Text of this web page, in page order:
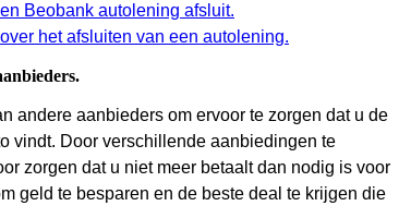
Beobank autolening afsluit.
het afsluiten van een autolening.
andere aanbieders om ervoor te zorgen dat u de
vindt. Door verschillende aanbiedingen te
zorgen dat u niet meer betaalt dan nodig is voor
geld te besparen en de beste deal te krijgen die